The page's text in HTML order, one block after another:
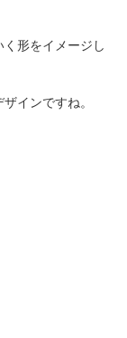
形をイメージし
インですね。